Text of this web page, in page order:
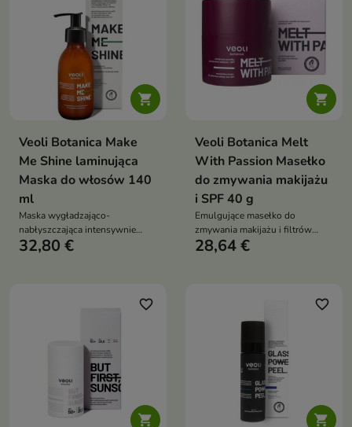

Veoli Botanica Make
Me Shine laminująca
Maska do włosów 140
ml
Maska wygładzająco-
nabłyszczająca intensywnie
nawilża i regeneruje włosy,
32,80 €

Veoli Botanica Melt
With Passion Masełko
do zmywania makijażu
i SPF 40 g
Emulgujące masełko do
zmywania makijażu i filtrów
przeciwsłonecznych, które
28,64 €

favorite_border

favorite_border